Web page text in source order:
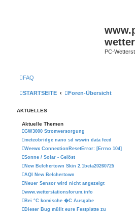
PC-
FAQ
STARTSEITE Foren-Übersicht
AKTUELLES
Aktuelle Themen
GW3000 Stromversorgung
meteobridge nano sd wswin data feed
Weewx ConnectionResetError: [Errno 104]
Sonne / Solar - Gelöst
New Belchertown Skin 2.1beta20260725
AQI New Belchertown
Neuer Sensor wird nicht angezeigt
www.wetterstationsforum.info
Bei °C komische �C Ausgabe
Dieser Bug müllt eure Festplatte zu